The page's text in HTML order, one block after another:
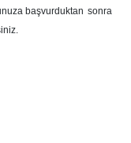
başvurduktan sonra